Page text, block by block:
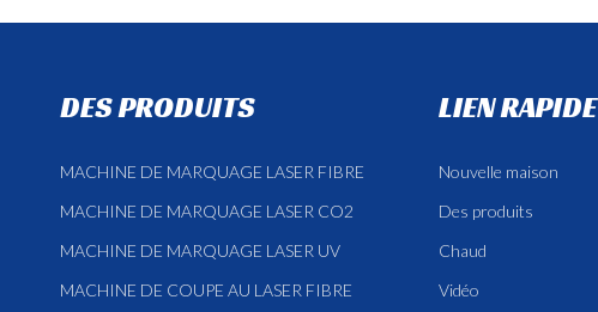
DES PRODUITS
MACHINE DE MARQUAGE LASER FIBRE
MACHINE DE MARQUAGE LASER CO2
MACHINE DE MARQUAGE LASER UV
MACHINE DE COUPE AU LASER FIBRE
LIEN RAPIDE
Nouvelle maison
Des produits
Chaud
Vidéo